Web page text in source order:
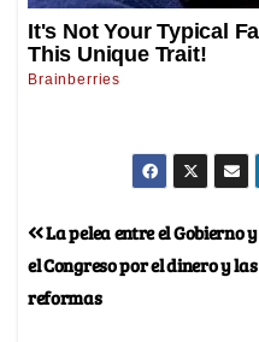
La pelea entre el Gobierno y
el Congreso por el dinero y las
reformas